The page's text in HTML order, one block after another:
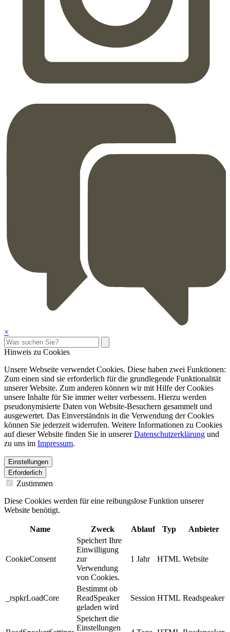
×
Hinweis zu Cookies
Unsere Webseite verwendet Cookies. Diese haben zwei Funktionen:
Zum einen sind sie erforderlich für die grundlegende Funktionalität
unserer Website. Zum anderen können wir mit Hilfe der Cookies
unsere Inhalte für Sie immer weiter verbessern. Hierzu werden
pseudonymisierte Daten von Website-Besuchern gesammelt und
ausgewertet. Das Einverständnis in die Verwendung der Cookies
können Sie jederzeit widerrufen. Weitere Informationen zu Cookies
auf dieser Website finden Sie in unsererDatenschutzerklärung und
zu uns im Impressum.
Einstellungen
Erforderlich
Zustimmen
Diese Cookies werden für eine reibungslose Funktion unserer
Website benötigt.
Name Zweck Ablauf Typ Anbieter
CookieConsent
Speichert Ihre
Einwilligung
zur
Verwendung
von Cookies.
1 Jahr HTML Website
_rspkrLoadCore
Bestimmt ob
ReadSpeaker
geladen wird
Session HTML Readspeaker
Speichert die
Einstellungen